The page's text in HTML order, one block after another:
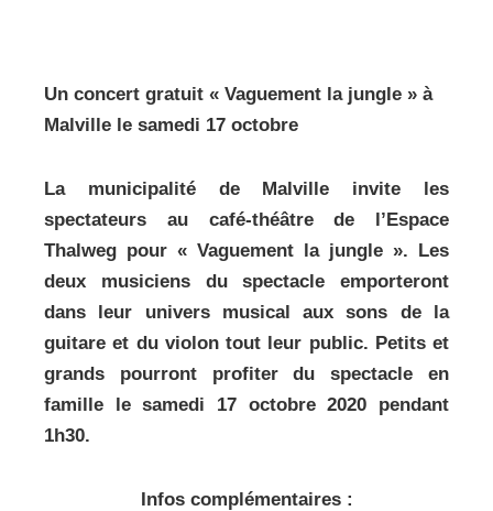
Un concert gratuit « Vaguement la jungle » à
Malville le samedi 17 octobre
La municipalité de Malville invite les
spectateurs au café-théâtre de l’Espace
Thalweg pour « Vaguement la jungle ». Les
deux musiciens du spectacle emporteront
dans leur univers musical aux sons de la
guitare et du violon tout leur public. Petits et
grands pourront profiter du spectacle en
famille le samedi 17 octobre 2020 pendant
1h30.
Infos complémentaires :